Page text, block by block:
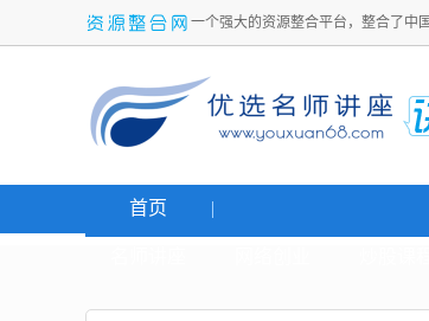
一个强大的资源整合平台，整合了中
首页